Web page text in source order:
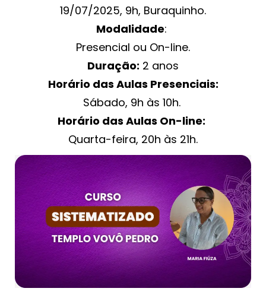
19/07/2025, 9h, Buraquinho.
Modalidade:
Presencial ou On-line.
Duração: 2 anos
Horário das Aulas Presenciais:
Sábado, 9h às 10h.
Horário das Aulas On-line:
Quarta-feira, 20h às 21h.